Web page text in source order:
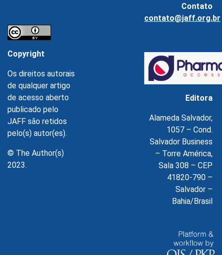
Copyright
Os direitos autorais
de qualquer artigo
de acesso aberto
publicado pelo
JAFF são retidos
pelo(s) autor(es).
© The Author(s)
2023.
Contato
contato@jaff.org.br
Editora
Alameda Salvador,
1057 – Cond.
Salvador Business
– Torre América,
Sala 308 – CEP
41820-790 –
Salvador –
Bahia/Brasil